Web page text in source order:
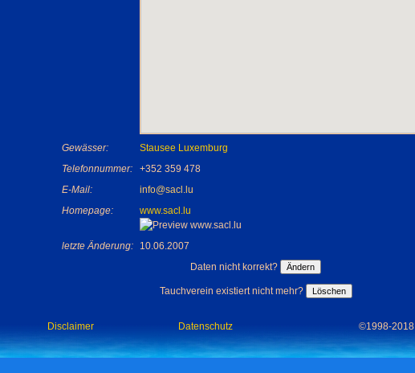
Gewässer:
Stausee Luxemburg
Telefonnummer:
+352 359 478
E-Mail:
info@sacl.lu
Homepage:
www.sacl.lu
letzte Änderung:
10.06.2007
Daten nicht korrekt?
Tauchverein existiert nicht mehr?
Disclaimer Datenschutz ©1998-2018